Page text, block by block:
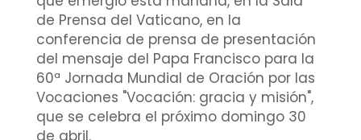
de Prensa del Vaticano, en la
conferencia de prensa de presentación
del mensaje del Papa Francisco para la
60ª Jornada Mundial de Oración por las
Vocaciones "Vocación: gracia y misión",
que se celebra el próximo domingo 30
de abril.